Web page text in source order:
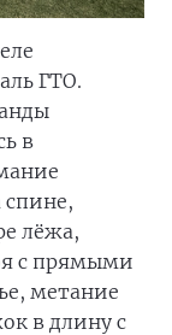
ГТО.
в
лёжа,
с прямыми
метание
в длину с